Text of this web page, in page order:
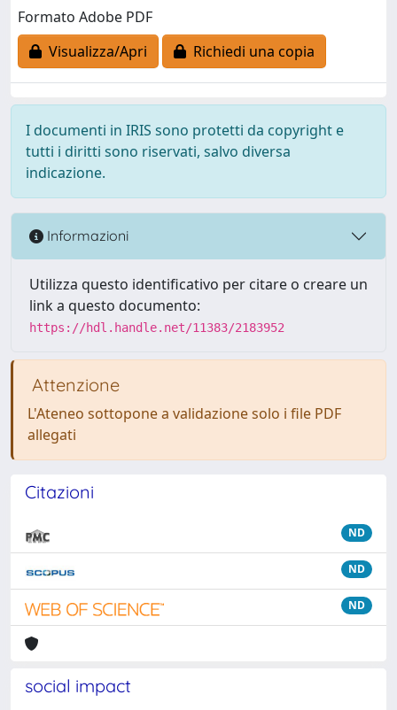
Formato Adobe PDF
Visualizza/Apri
Richiedi una copia
I documenti in IRIS sono protetti da copyright e
tutti i diritti sono riservati, salvo diversa
indicazione.
Informazioni
Utilizza questo identificativo per citare o creare un
link a questo documento:
https://hdl.handle.net/11383/2183952
Attenzione
L'Ateneo sottopone a validazione solo i file PDF
allegati
Citazioni
ND
ND
ND
social impact